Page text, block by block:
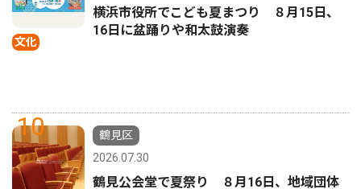
文化
横浜市役所でこども夏まつり ８月15日、
16日に盆踊りや和太鼓演奏
10
鶴見区
2026.07.30
鶴見公会堂で夏祭り ８月16日、地域団体